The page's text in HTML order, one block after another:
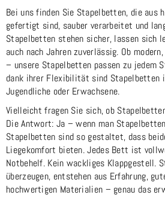
Bei uns finden Sie Stapelbetten, die aus
gefertigt sind, sauber verarbeitet und
Stapelbetten stehen sicher, lassen sich
auch nach Jahren zuverlässig. Ob
– unsere Stapelbetten passen zu jedem
dank ihrer Flexibilität sind Stapelbetten
Jugendliche oder Erwachsene.
Vielleicht fragen Sie sich, ob
Die Antwort: Ja – wenn man
Stapelbetten sind so gestaltet, dass
Liegekomfort bieten. Jedes Bett ist
Notbehelf. Kein wackliges Klappgestell.
überzeugen, entstehen aus Erfahrung,
hochwertigen Materialien – genau das